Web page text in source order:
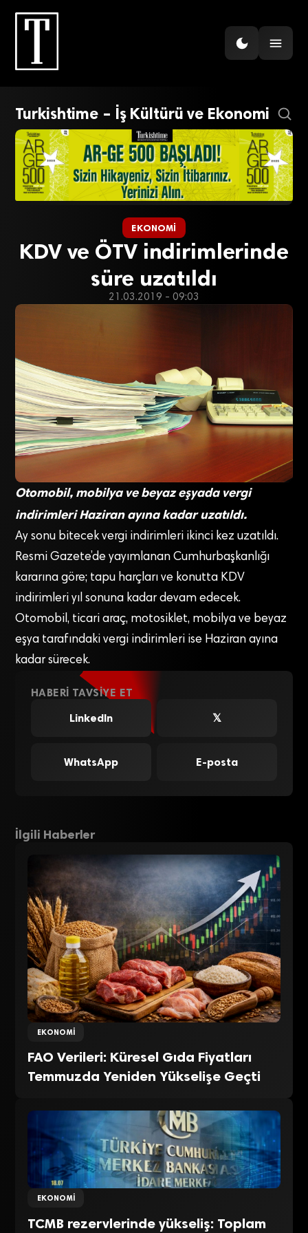
Turkishtime – İş Kültürü ve Ekonomi
EKONOMI
KDV ve ÖTV indirimlerinde
süre uzatıldı
21.03.2019 - 09:03
Otomobil, mobilya ve beyaz eşyada vergi
indirimleri Haziran ayına kadar uzatıldı.
Ay sonu bitecek vergi indirimleri ikinci kez uzatıldı.
Resmi Gazete’de yayımlanan Cumhurbaşkanlığı
kararına göre; tapu harçları ve konutta KDV
indirimleri yıl sonuna kadar devam edecek.
Otomobil, ticari araç, motosiklet, mobilya ve beyaz
eşya tarafındaki vergi indirimleri ise Haziran ayına
kadar sürecek.
HABERI TAVSIYE ET
LinkedIn
𝕏
WhatsApp E-posta
İlgili Haberler
EKONOMI
FAO Verileri: Küresel Gıda Fiyatları
Temmuzda Yeniden Yükselişe Geçti
EKONOMI
TCMB rezervlerinde yükseliş: Toplam